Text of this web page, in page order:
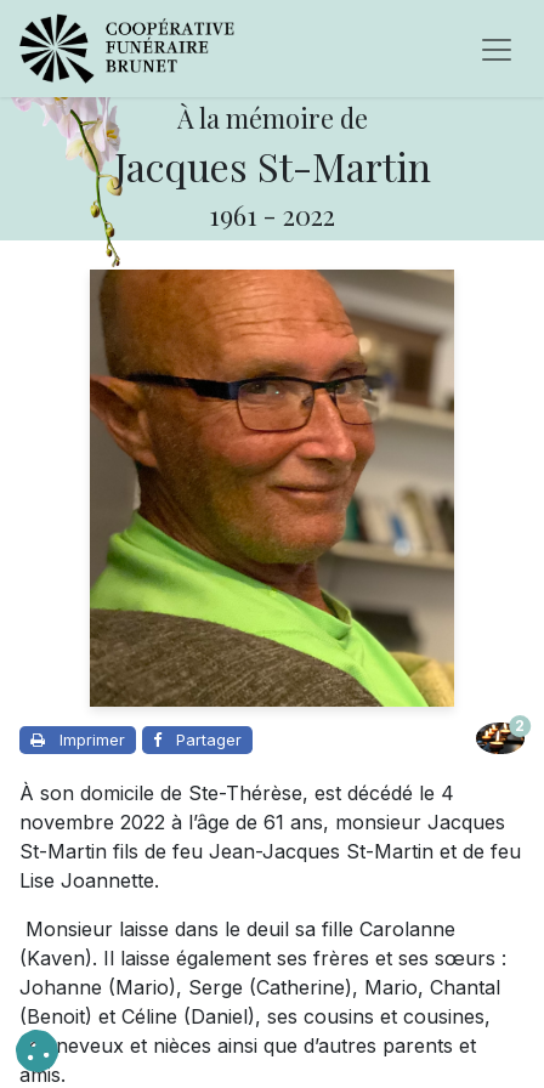
À la mémoire de
Jacques St-Martin
1961 - 2022
Imprimer Partager
2
À son domicile de Ste-Thérèse, est décédé le 4
novembre 2022 à l’âge de 61 ans, monsieur Jacques
St-Martin fils de feu Jean-Jacques St-Martin et de feu
Lise Joannette.
Monsieur laisse dans le deuil sa fille Carolanne
(Kaven). Il laisse également ses frères et ses sœurs :
Johanne (Mario), Serge (Catherine), Mario, Chantal
(Benoit) et Céline (Daniel), ses cousins et cousines,
ses neveux et nièces ainsi que d’autres parents et
amis.